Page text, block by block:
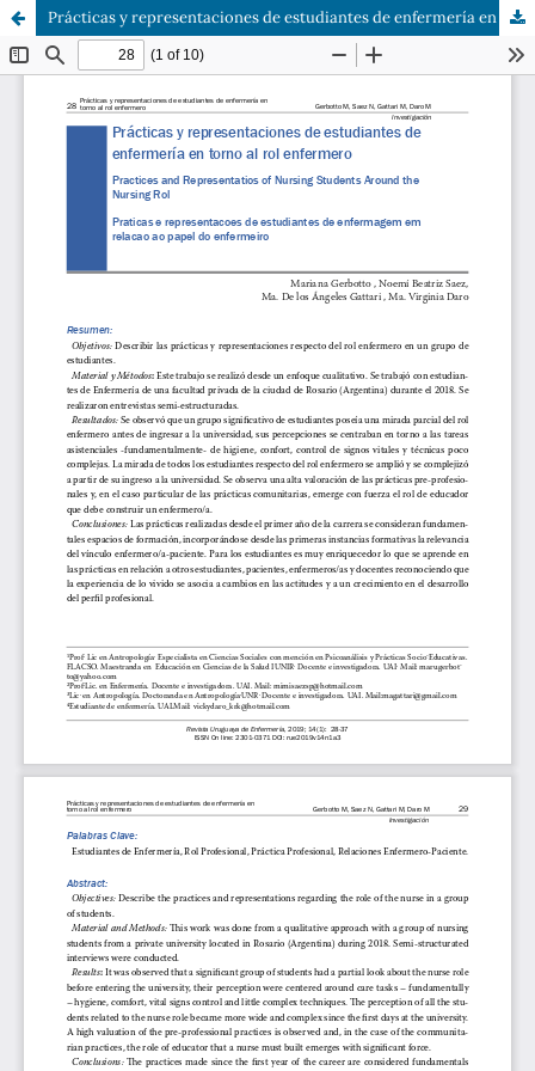
Prácticas y representaciones de estudiantes de enfermería en torno al rol enfermero